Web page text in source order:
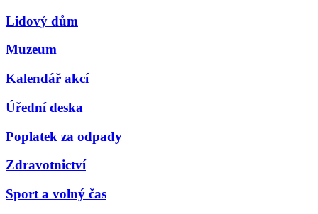
Lidový dům
Muzeum
Kalendář akcí
Úřední deska
Poplatek za odpady
Zdravotnictví
Sport a volný čas